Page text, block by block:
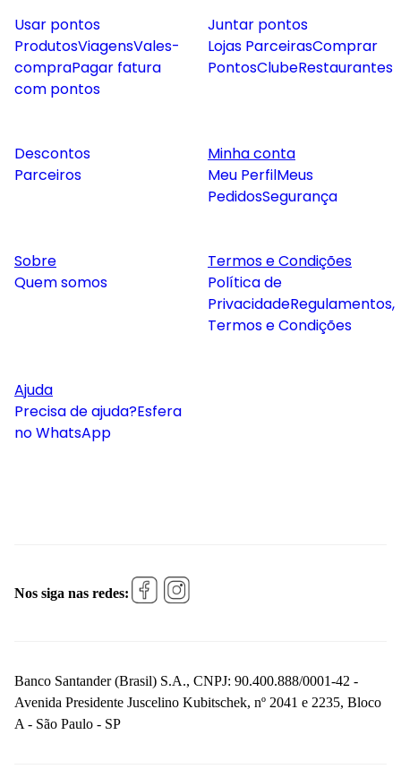
Usar pontos
ProdutosViagensVales-
compraPagar fatura
com pontos
Juntar pontos
Lojas ParceirasComprar
PontosClubeRestaurantes
Descontos
Parceiros
Minha conta
Meu PerfilMeus
PedidosSegurança
Sobre
Quem somos
Termos e Condições
Política de
PrivacidadeRegulamentos,
Termos e Condições
Ajuda
Precisa de ajuda?Esfera
no WhatsApp
Nos siga nas redes:
Banco Santander (Brasil) S.A., CNPJ: 90.400.888/0001-42 -
Avenida Presidente Juscelino Kubitschek, nº 2041 e 2235, Bloco
A - São Paulo - SP